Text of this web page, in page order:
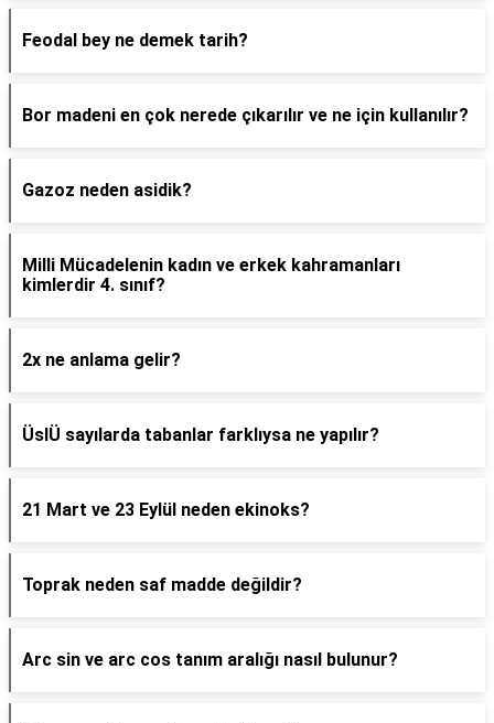
Feodal bey ne demek tarih?
Bor madeni en çok nerede çıkarılır ve ne için kullanılır?
Gazoz neden asidik?
Milli Mücadelenin kadın ve erkek kahramanları
kimlerdir 4. sınıf?
2x ne anlama gelir?
ÜslÜ sayılarda tabanlar farklıysa ne yapılır?
21 Mart ve 23 Eylül neden ekinoks?
Toprak neden saf madde değildir?
Arc sin ve arc cos tanım aralığı nasıl bulunur?